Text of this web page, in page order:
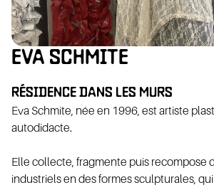
EVA SCHMITE
RÉSIDENCE DANS LES MURS
Eva Schmite, née en 1996, est artiste
autodidacte.
Elle collecte, fragmente puis recompose
industriels en des formes sculpturales,